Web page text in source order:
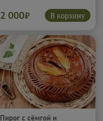
2 000₽ В корзину
Пирог с сёмгой и